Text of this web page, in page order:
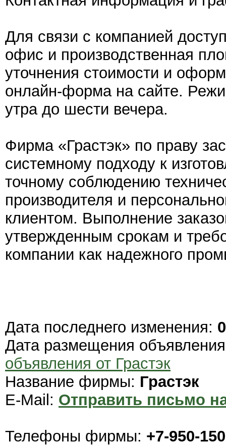
Для связи с компанией
офис и производственная
уточнения стоимости и
онлайн-форма на сайте.
утра до шести вечера.
Фирма «Грастэк» по праву
системному подходу к
точному соблюдению
производителя и
клиентом. Выполнение
утвержденным срокам и
компании как надежного
Дата последнего изменения:
Дата размещения
объявления от Грастэк
Название фирмы: Грастэк
E-Mail: Отправить письмо
Телефоны фирмы: +7-950-